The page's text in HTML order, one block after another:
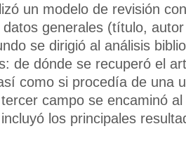
un modelo de revisión
generales (título,
se dirigió al análisis
de dónde se recuperó el
como si procedía de una
campo se encaminó
los principales